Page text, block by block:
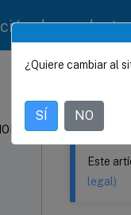
de
Este
Citrix
Este
legal)
¿Quiere cambiar al
SÍ NO